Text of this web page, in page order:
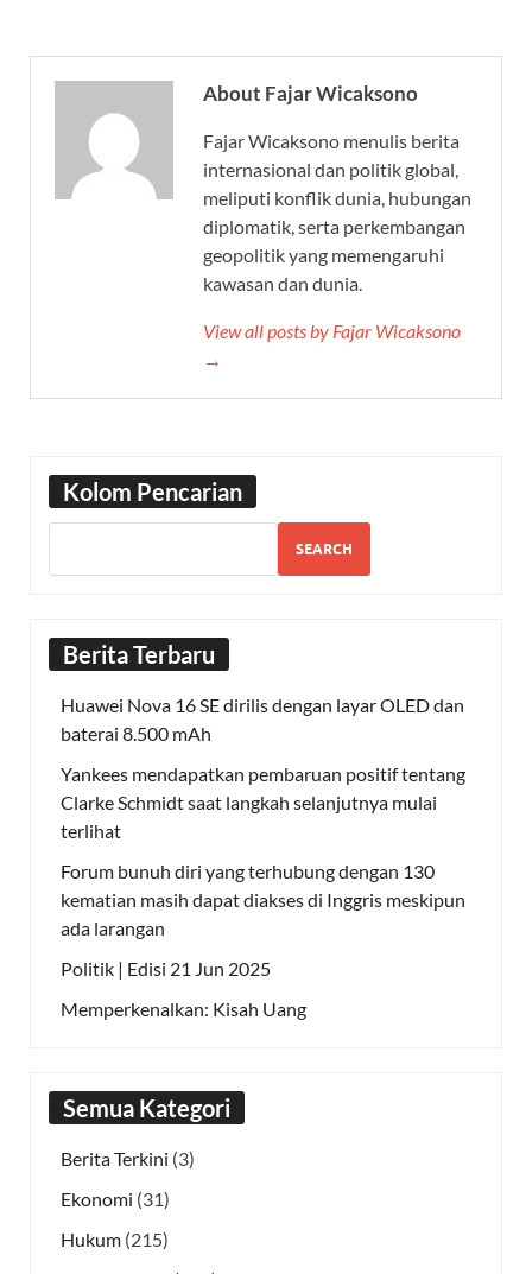
About Fajar Wicaksono
Fajar Wicaksono menulis berita
internasional dan politik global,
meliputi konflik dunia, hubungan
diplomatik, serta perkembangan
geopolitik yang memengaruhi
kawasan dan dunia.
View all posts by Fajar Wicaksono
→
Kolom Pencarian
SEARCH
Berita Terbaru
Huawei Nova 16 SE dirilis dengan layar OLED dan
baterai 8.500 mAh
Yankees mendapatkan pembaruan positif tentang
Clarke Schmidt saat langkah selanjutnya mulai
terlihat
Forum bunuh diri yang terhubung dengan 130
kematian masih dapat diakses di Inggris meskipun
ada larangan
Politik | Edisi 21 Jun 2025
Memperkenalkan: Kisah Uang
Semua Kategori
Berita Terkini (3)
Ekonomi (31)
Hukum (215)